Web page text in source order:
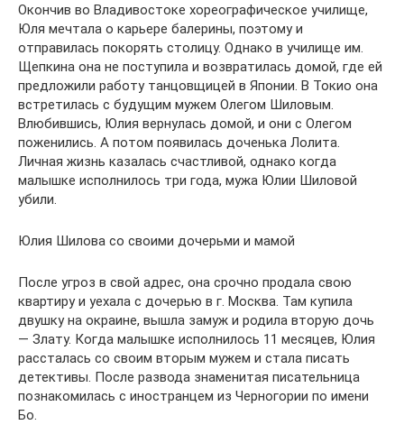
Окончив во Владивостоке хореографическое училище,
Юля мечтала о карьере балерины, поэтому и
отправилась покорять столицу. Однако в училище им.
Щепкина она не поступила и возвратилась домой, где ей
предложили работу танцовщицей в Японии. В Токио она
встретилась с будущим мужем Олегом Шиловым.
Влюбившись, Юлия вернулась домой, и они с Олегом
поженились. А потом появилась доченька Лолита.
Личная жизнь казалась счастливой, однако когда
малышке исполнилось три года, мужа Юлии Шиловой
убили.
Юлия Шилова со своими дочерьми и мамой
После угроз в свой адрес, она срочно продала свою
квартиру и уехала с дочерью в г. Москва. Там купила
двушку на окраине, вышла замуж и родила вторую дочь
— Злату. Когда малышке исполнилось 11 месяцев, Юлия
рассталась со своим вторым мужем и стала писать
детективы. После развода знаменитая писательница
познакомилась с иностранцем из Черногории по имени
Бо.